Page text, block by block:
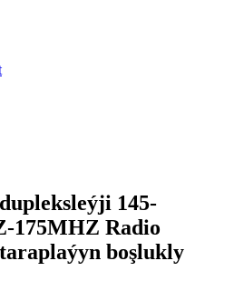
145-
175MHZ Radio
boşlukly